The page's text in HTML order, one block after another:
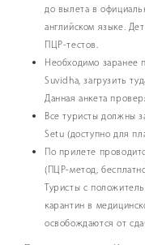
до вылета в
английском языке.
ПЦР-тестов.
Необходимо заранее
Suvidha, загрузить
Данная анкета
Все туристы должны
Setu (доступно для
По прилете
(ПЦР-метод,
Туристы с
карантин в
освобождаются от